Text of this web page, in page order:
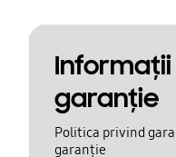
garanţie
Politica privind
garanție